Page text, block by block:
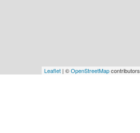
Leaflet | ©OpenStreetMapcontributors